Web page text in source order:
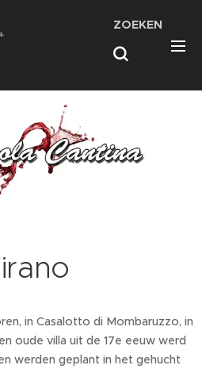
ZOEKEN
in Casalotto di Mombaruzzo, in
oude villa uit de 17e eeuw werd
werden geplant in het gehucht